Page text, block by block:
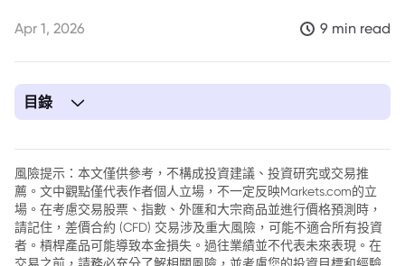
Apr 1, 2026 9 min read
目錄
風險提示：本文僅供參考，不構成投資建議、投資研究或交易推
薦。文中觀點僅代表作者個人立場，不一定反映Markets.com的立
場。在考慮交易股票、指數、外匯和大宗商品並進行價格預測時，
請記住，差價合約 (CFD) 交易涉及重大風險，可能不適合所有投資
者。槓桿產品可能導致本金損失。過往業績並不代表未來表現。在